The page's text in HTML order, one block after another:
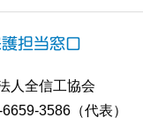
担当窓口
人全信工協会
3586（代表）